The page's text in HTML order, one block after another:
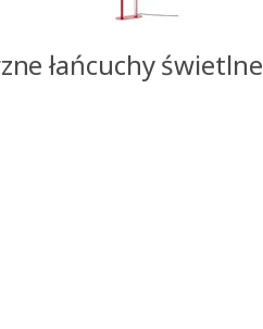
łańcuchy świetlne